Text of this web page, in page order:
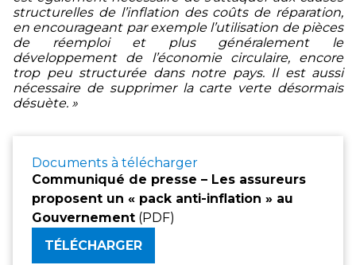
structurelles de l’inflation des coûts de réparation,
en encourageant par exemple l’utilisation de pièces
de réemploi et plus généralement le
développement de l’économie circulaire, encore
trop peu structurée dans notre pays. Il est aussi
nécessaire de supprimer la carte verte désormais
désuète. »
Documents à télécharger
Communiqué de presse – Les assureurs
proposent un « pack anti-inflation » au
Gouvernement (PDF)
TÉLÉCHARGER